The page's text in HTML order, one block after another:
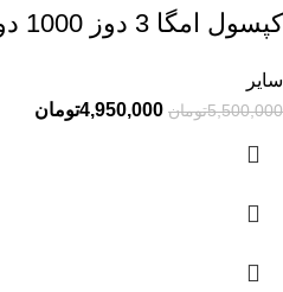
کپسول امگا 3 دوز 1000 دوپل هرز اکتیو آلمان
سایر
5,500,000تومان 4,950,000تومان